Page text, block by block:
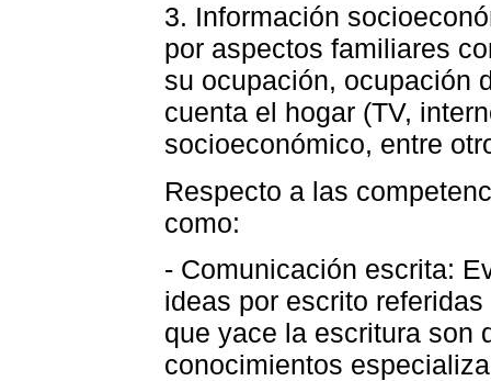
3. Información
por aspectos familiares
su ocupación, ocupación
cuenta el hogar (TV,
socioeconómico, entre
Respecto a las
como:
- Comunicación escrita:
ideas por escrito
que yace la escritura son
conocimientos